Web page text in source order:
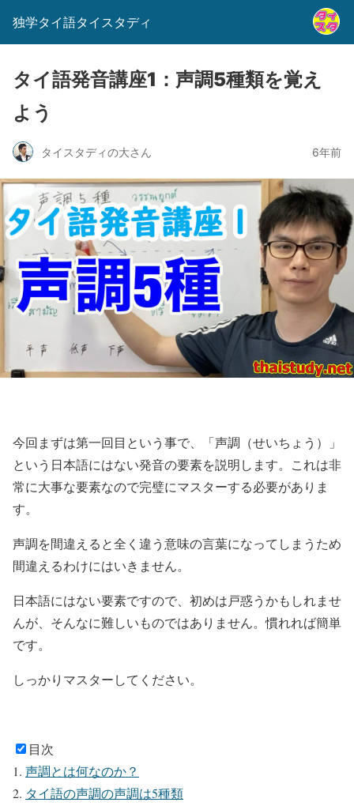
独学タイ語タイスタディ
タイ語発音講座1：声調5種類を覚え
よう
タイスタディの大さん 6年前
今回まずは第一回目という事で、「声調（せいちょう）」
という日本語にはない発音の要素を説明します。これは非
常に大事な要素なので完璧にマスターする必要がありま
す。
声調を間違えると全く違う意味の言葉になってしまうため
間違えるわけにはいきません。
日本語にはない要素ですので、初めは戸惑うかもしれませ
んが、そんなに難しいものではありません。慣れれば簡単
です。
しっかりマスターしてください。
目次
声調とは何なのか？
タイ語の声調の声調は5種類